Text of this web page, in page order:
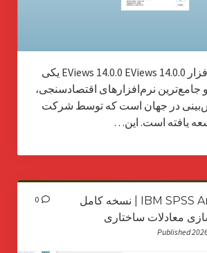
معرفی نرم‌افزار EViews 14.0.0 EViews 14.0.0 یکی
و جامع‌ترین نرم‌افزارهای اقتصادسنجی،
در جهان است که توسط شرکت
IBM SPSS Amos 31 Crack | نسخه کامل
معادلات ساختاری
Published
0